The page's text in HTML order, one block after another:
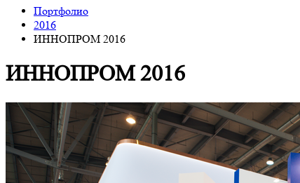
Портфолио
2016
ИННОПРОМ 2016
ИННОПРОМ 2016